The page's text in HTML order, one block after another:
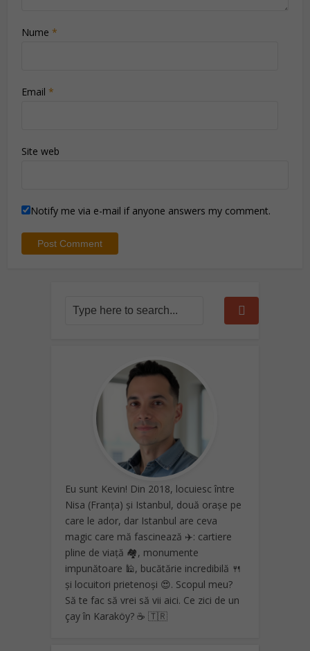
Nume*
Email*
Site web
Notify me via e-mail if anyone answers my comment.
Eu sunt Kevin! Din 2018, locuiesc între
Nisa (Franța) și Istanbul, două orașe pe
care le ador, dar Istanbul are ceva
magic care mă fascinează ✈️: cartiere
pline de viață 🏘️, monumente
impunătoare 🕌, bucătărie incredibilă 🍴
și locuitori prietenoși 😍. Scopul meu?
Să te fac să vrei să vii aici. Ce zici de un
çay în Karaköy? ☕ 🇹🇷